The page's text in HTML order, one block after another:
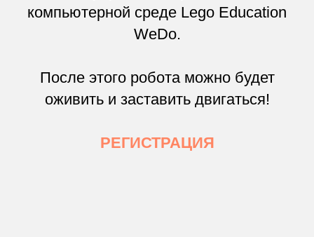
компьютерной среде Lego Education
WeDo.
После этого робота можно будет
оживить и заставить двигаться!
РЕГИСТРАЦИЯ